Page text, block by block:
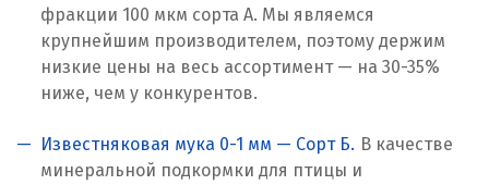
Клин
Когалым
Коломна
фракции 100 мкм сорта А. Мы являемся
крупнейшим производителем, поэтому держим
низкие цены на весь ассортимент — на 30-35%
ниже, чем у конкурентов.
Известняковая мука 0-1 мм — Сорт Б. В качестве
минеральной подкормки для птицы и